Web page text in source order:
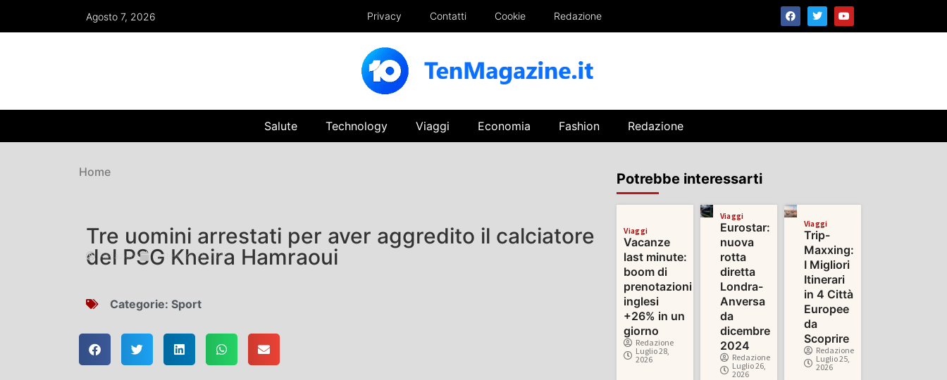
Agosto 7, 2026 Privacy Contatti Cookie Redazione
Salute Technology Viaggi Economia Fashion Redazione
Home
Tre uomini arrestati per aver aggredito il calciatore
del PSG Kheira Hamraoui
Redazione Settembre 21, 2022
Categorie: Sport
Potrebbe interessarti
Viaggi
Vacanze
last minute:
boom di
prenotazioni
inglesi
+26% in un
giorno
Redazione
Luglio 28,
2026
Viaggi
Eurostar:
nuova
rotta
diretta
Londra-
Anversa
da
dicembre
2024
Redazione
Luglio 26,
2026
Viaggi
Trip-
Maxxing:
I Migliori
Itinerari
in 4 Città
Europee
da
Scoprire
Redazione
Luglio 25,
2026